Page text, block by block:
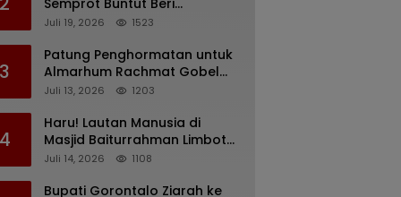
Semprot Buntut Beri
Pernyataan Soal Gaji CS
Nunggak
Juli 19, 2026 1523
3
Patung Penghormatan untuk
Almarhum Rachmat Gobel
Digagas, Ini Tiga Lokasi yang
Juli 13, 2026 1203
4
Haru! Lautan Manusia di
Masjid Baiturrahman Limboto,
Kirim Doa untuk Almarhum
Juli 14, 2026 1108
Bupati Gorontalo Ziarah ke